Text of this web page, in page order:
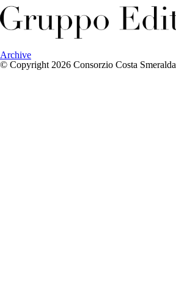
Archive
© Copyright 2026 Consorzio Costa Smeralda